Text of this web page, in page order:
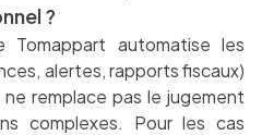
?
Tomappart automatise les
alertes, rapports fiscaux)
remplace pas le jugement
complexes. Pour les cas